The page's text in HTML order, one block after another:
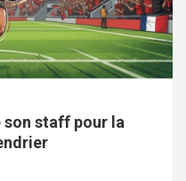
son staff pour la